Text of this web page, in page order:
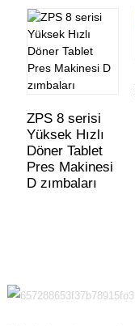
ZPS 8 serisi
Yüksek Hızlı
Döner Tablet
Pres Makinesi
D zımbaları